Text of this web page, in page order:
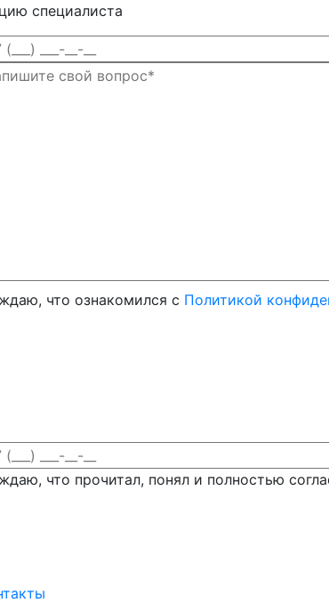
специалиста
что ознакомился с Политикой
что прочитал, понял и полностью